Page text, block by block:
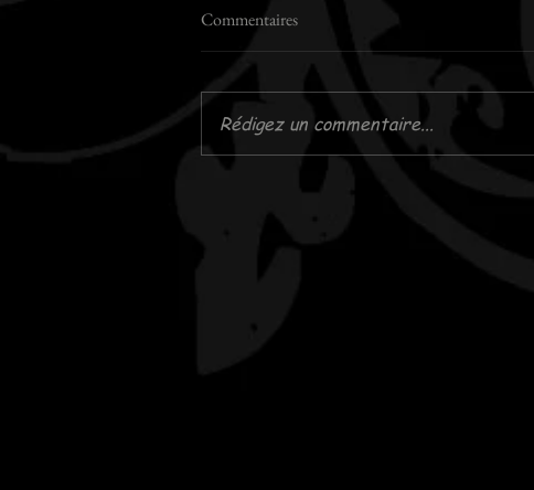
Commentaires
Rédigez un commentaire...